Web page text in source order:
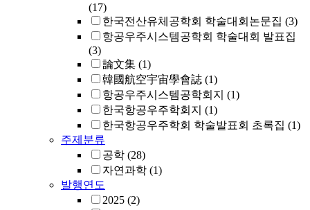
(17)
한국전산유체공학회 학술대회논문집 (3)
항공우주시스템공학회 학술대회 발표집
(3)
論文集 (1)
韓國航空宇宙學會誌 (1)
항공우주시스템공학회지 (1)
한국항공우주학회지 (1)
한국항공우주학회 학술발표회 초록집 (1)
주제분류
공학 (28)
자연과학 (1)
발행연도
2025 (2)